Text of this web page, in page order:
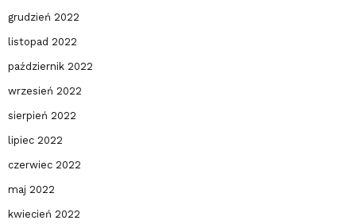
grudzień 2022
listopad 2022
październik 2022
wrzesień 2022
sierpień 2022
lipiec 2022
czerwiec 2022
maj 2022
kwiecień 2022